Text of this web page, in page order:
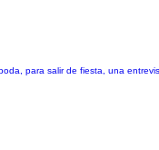
para salir de fiesta, una